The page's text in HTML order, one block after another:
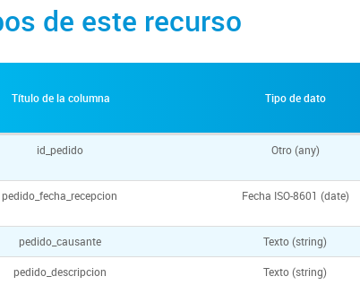
de este recurso
Título de la columna Tipo de dato
id_pedido Otro (any)
pedido_fecha_recepcion Fecha ISO-8601 (date)
pedido_causante Texto (string)
pedido_descripcion Texto (string)